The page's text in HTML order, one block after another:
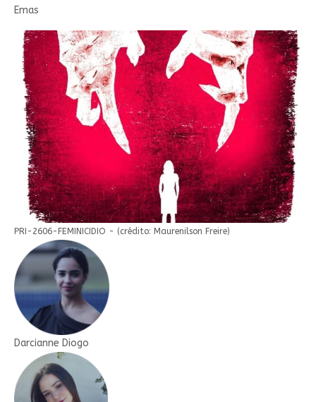
Emas
PRI-2606-FEMINICIDIO - (crédito: Maurenilson Freire)
Darcianne Diogo